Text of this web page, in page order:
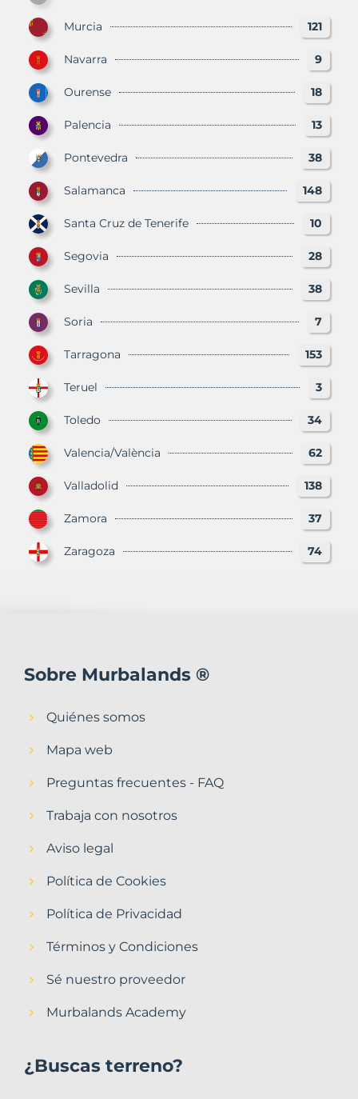
Murcia 121
Navarra 9
Ourense 18
Palencia 13
Pontevedra 38
Salamanca 148
Santa Cruz de Tenerife 10
Segovia 28
Sevilla 38
Soria 7
Tarragona 153
Teruel 3
Toledo 34
Valencia/València 62
Valladolid 138
Zamora 37
Zaragoza 74
Sobre Murbalands ®
Quiénes somos
Mapa web
Preguntas frecuentes - FAQ
Trabaja con nosotros
Aviso legal
Política de Cookies
Política de Privacidad
Términos y Condiciones
Sé nuestro proveedor
Murbalands Academy
¿Buscas terreno?